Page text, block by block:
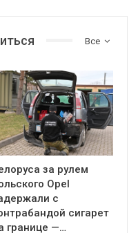
Все
за рулем
Opel
с
сигарет
границе —…